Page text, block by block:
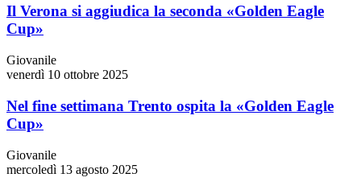
Il Verona si aggiudica la seconda «Golden Eagle
Cup»
Giovanile
venerdì 10 ottobre 2025
Nel fine settimana Trento ospita la «Golden Eagle
Cup»
Giovanile
mercoledì 13 agosto 2025